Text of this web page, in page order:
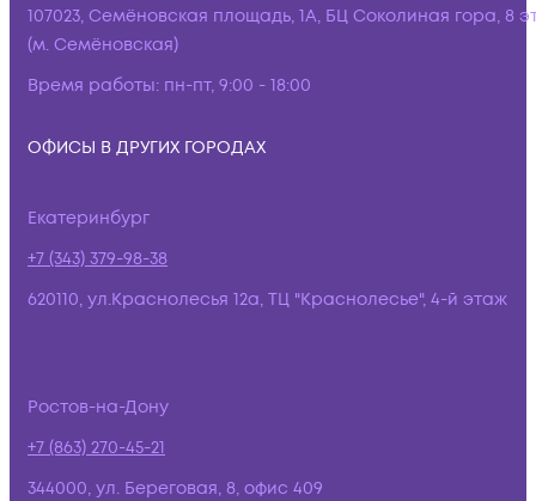
107023, Семёновская площадь, 1А, БЦ Соколиная гора, 8
(м. Семёновская)
Время работы: пн-пт, 9:00 - 18:00
ОФИСЫ В ДРУГИХ ГОРОДАХ
Екатеринбург
+7 (343) 379-98-38
620110, ул.Краснолесья 12а, ТЦ "Краснолесье", 4-й этаж
Ростов-на-Дону
+7 (863) 270-45-21
344000, ул. Береговая, 8, офис 409